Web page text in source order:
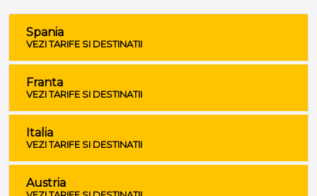
Spania
VEZI TARIFE SI DESTINATII
Franta
VEZI TARIFE SI DESTINATII
Italia
VEZI TARIFE SI DESTINATII
Austria